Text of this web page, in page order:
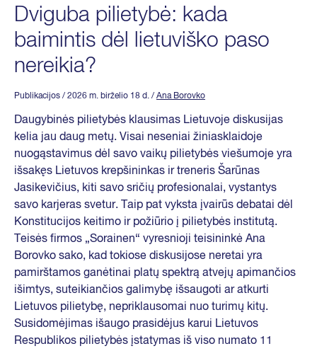
Dviguba pilietybė: kada
baimintis dėl lietuviško paso
nereikia?
Publikacijos / 2026 m. birželio 18 d. / Ana Borovko
Daugybinės pilietybės klausimas Lietuvoje diskusijas
kelia jau daug metų. Visai neseniai žiniasklaidoje
nuogąstavimus dėl savo vaikų pilietybės viešumoje yra
išsakęs Lietuvos krepšininkas ir treneris Šarūnas
Jasikevičius, kiti savo sričių profesionalai, vystantys
savo karjeras svetur. Taip pat vyksta įvairūs debatai dėl
Konstitucijos keitimo ir požiūrio į pilietybės institutą.
Teisės firmos „Sorainen“ vyresnioji teisininkė Ana
Borovko sako, kad tokiose diskusijose neretai yra
pamirštamos ganėtinai platų spektrą atvejų apimančios
išimtys, suteikiančios galimybę išsaugoti ar atkurti
Lietuvos pilietybę, nepriklausomai nuo turimų kitų.
Susidomėjimas išaugo prasidėjus karui Lietuvos
Respublikos pilietybės įstatymas iš viso numato 11